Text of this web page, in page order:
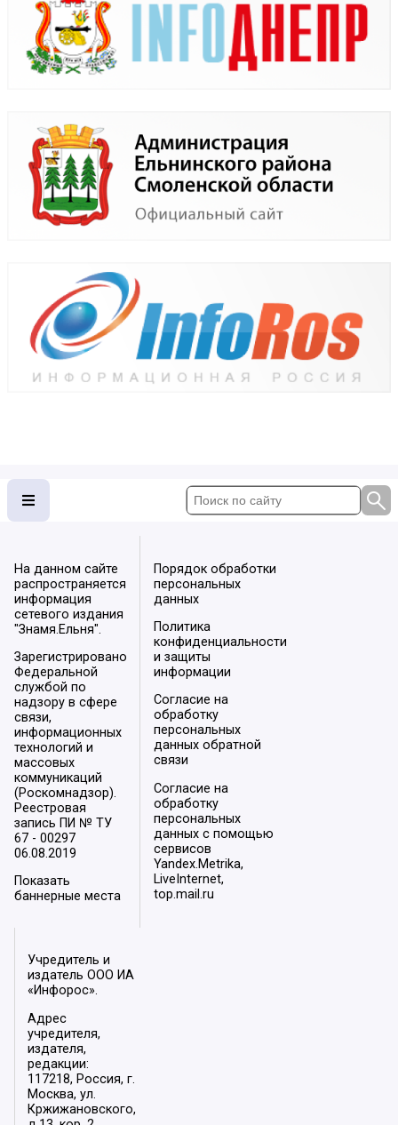
На данном сайте
распространяется
информация
сетевого издания
"Знамя.Ельня".
Зарегистрировано
Федеральной
службой по
надзору в сфере
связи,
информационных
технологий и
массовых
коммуникаций
(Роскомнадзор).
Реестровая
запись ПИ № ТУ
67 - 00297
06.08.2019
Показать
баннерные места
Порядок обработки
персональных
данных
Политика
конфиденциальности
и защиты
информации
Согласие на
обработку
персональных
данных обратной
связи
Согласие на
обработку
персональных
данных с помощью
сервисов
Yandex.Metrika,
LiveInternet,
top.mail.ru
Учредитель и
издатель ООО ИА
«Инфорос».
Адрес
учредителя,
издателя,
редакции:
117218, Россия, г.
Москва, ул.
Кржижановского,